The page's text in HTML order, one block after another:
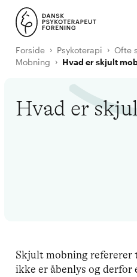
Forside Psykoterapi
Ofte
Mobning
Hvad er skjult
Hvad er
Skjult mobning
ikke er åbenlys og derfor